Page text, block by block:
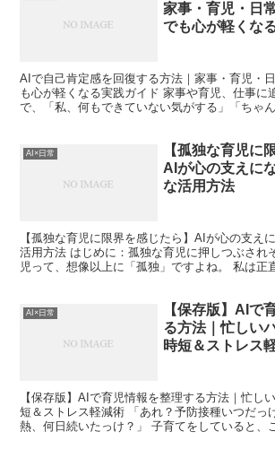
家事・育児・日
でも心が軽くな
AIで自己肯定感を回復する方法｜家事・育児・
も心が軽くなる実践ガイド 家事や育児、仕事に
で、「私、何もできていない気がする」「ちゃ
AI×日常
【孤独な育児に
AIが心の支えに
な活用方法
【孤独な育児に限界を感じたら】AIが心の支え
活用方法 はじめに：孤独な育児に押しつぶされ
児って、想像以上に「孤独」ですよね。 私は正
AI×日常
【保存版】AIで
る方法｜忙しい
時短＆ストレス
【保存版】AIで育児情報を整理する方法｜忙し
短＆ストレス軽減術 「あれ？予防接種いつだ
熱、何日続いたっけ？」 子育てをしていると、